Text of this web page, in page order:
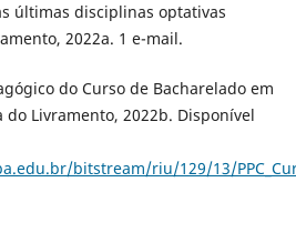
últimas disciplinas optativas
2022a. 1 e-mail.
do Curso de Bacharelado em
Livramento, 2022b. Disponível
bitstream/riu/129/13/